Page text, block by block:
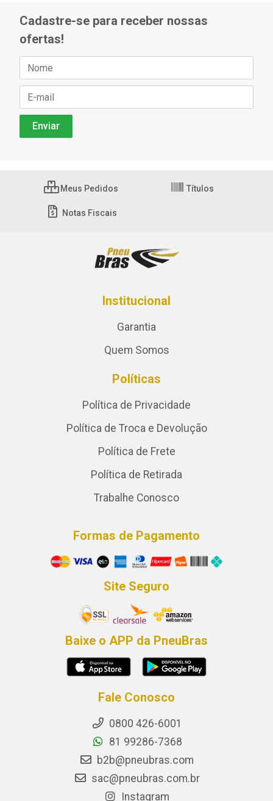
Cadastre-se para receber nossas
ofertas!
Meus Pedidos Títulos
Notas Fiscais
Institucional
Garantia
Quem Somos
Políticas
Política de Privacidade
Política de Troca e Devolução
Política de Frete
Política de Retirada
Trabalhe Conosco
Formas de Pagamento
Site Seguro
Baixe o APP da PneuBras
Fale Conosco
0800 426-6001
81 99286-7368
b2b@pneubras.com
sac@pneubras.com.br
Instagram